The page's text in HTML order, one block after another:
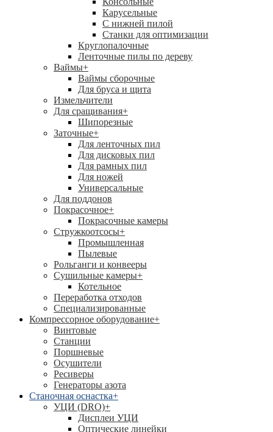
Карусельные
С нижней пилой
Станки для оптимизации
Круглопалочные
Ленточные пилы по дереву
Ваймы+
Ваймы сборочные
Для бруса и щита
Измельчители
Для сращивания+
Шипорезные
Заточные+
Для ленточных пил
Для дисковых пил
Для рамных пил
Для ножей
Универсальные
Для поддонов
Покрасочное+
Покрасочные камеры
Стружкоотсосы+
Промышленная
Пылевые
Рольганги и конвееры
Сушильные камеры+
Котельное
Переработка отходов
Специализированные
Компрессорное оборудование+
Винтовые
Станции
Поршневые
Осушители
Ресиверы
Генераторы азота
Станочная оснастка+
УЦИ (DRO)+
Дисплеи УЦИ
Оптические линейки